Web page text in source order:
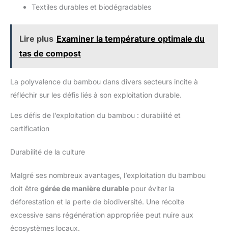
il convient à toutes les
polyvalente plaira à tous
meubles pratiques et chics,
ou comme une déclaration
élégante dans votre maison.
【Structure et
étagères pratiques qui
design moderne. La surface
et en fait un véritable
construction légère
facilitent le transport et le
montage et le rendent
vraiment pratique. Que ce
soit pour une décoration
élégante ou une utilisation
les deux et assure style et
est doté d'une housse amovible pour un lavage et un
Textiles durables et biodégradables
Lire plus Examiner la température optimale du
tas de compost
La polyvalence du bambou dans divers secteurs incite à
réfléchir sur les défis liés à son exploitation durable.
Les défis de l’exploitation du bambou : durabilité et
certification
Durabilité de la culture
Malgré ses nombreux avantages, l’exploitation du bambou
doit être gérée de manière durable pour éviter la
déforestation et la perte de biodiversité. Une récolte
excessive sans régénération appropriée peut nuire aux
écosystèmes locaux.